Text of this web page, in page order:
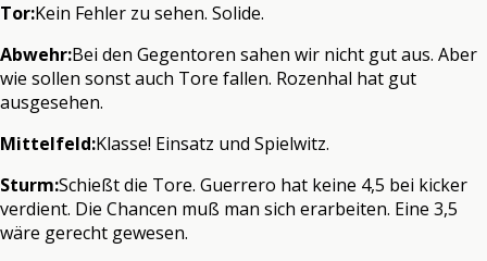
Tor:Kein Fehler zu sehen. Solide.
Abwehr:Bei den Gegentoren sahen wir nicht gut aus. Aber
wie sollen sonst auch Tore fallen. Rozenhal hat gut
ausgesehen.
Mittelfeld:Klasse! Einsatz und Spielwitz.
Sturm:Schießt die Tore. Guerrero hat keine 4,5 bei kicker
verdient. Die Chancen muß man sich erarbeiten. Eine 3,5
wäre gerecht gewesen.